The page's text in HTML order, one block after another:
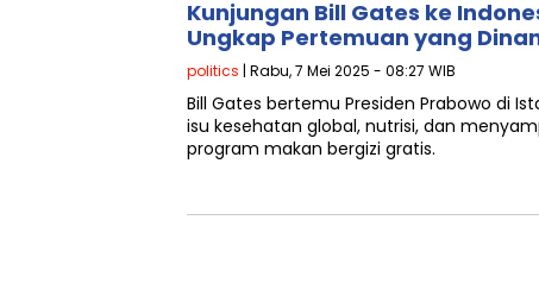
Kunjungan Bill Gates ke
Ungkap Pertemuan yang
politics | Rabu, 7 Mei 2025 - 08:27 WIB
Bill Gates bertemu Presiden Prabowo di
isu kesehatan global, nutrisi, dan
program makan bergizi gratis.